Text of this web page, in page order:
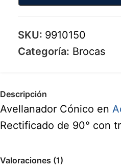
SKU: 9910150
Categoría: Brocas
Descripción
Avellanador Cónico en
Rectificado de 90° con
Valoraciones (1)